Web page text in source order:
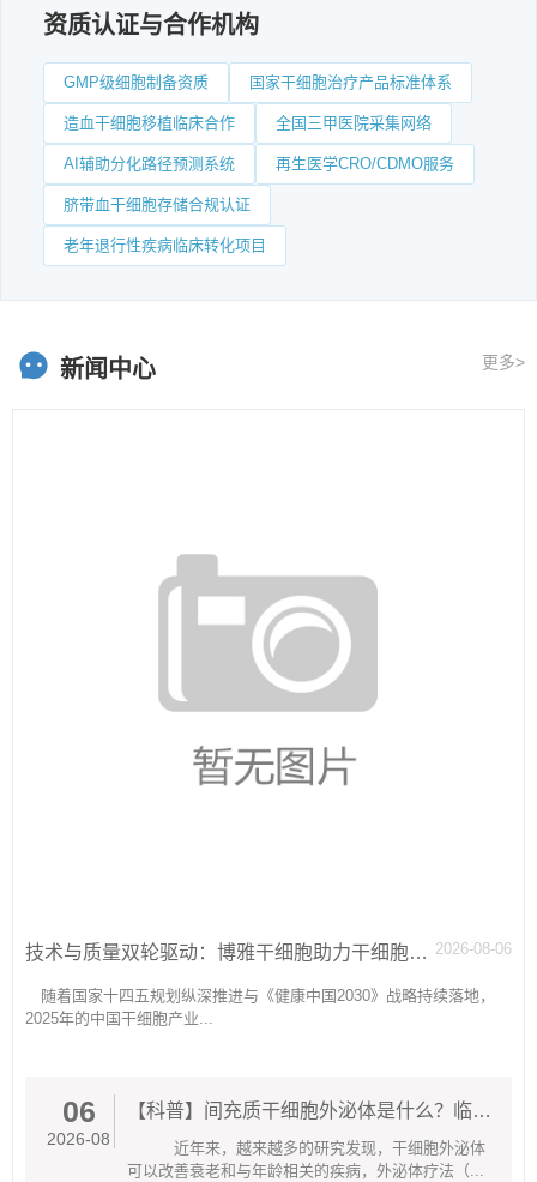
资质认证与合作机构
GMP级细胞制备资质 国家干细胞治疗产品标准体系
造血干细胞移植临床合作 全国三甲医院采集网络
AI辅助分化路径预测系统 再生医学CRO/CDMO服务
脐带血干细胞存储合规认证
老年退行性疾病临床转化项目
新闻中心 更多>
2026-08-06
技术与质量双轮驱动：博雅干细胞助力干细胞产业生态优化
随着国家十四五规划纵深推进与《健康中国2030》战略持续落地，
2025年的中国干细胞产业...
06
2026-08
【科普】间充质干细胞外泌体是什么？临床应用场景有哪些？
近年来，越来越多的研究发现，干细胞外泌体
可以改善衰老和与年龄相关的疾病，外泌体疗法（...